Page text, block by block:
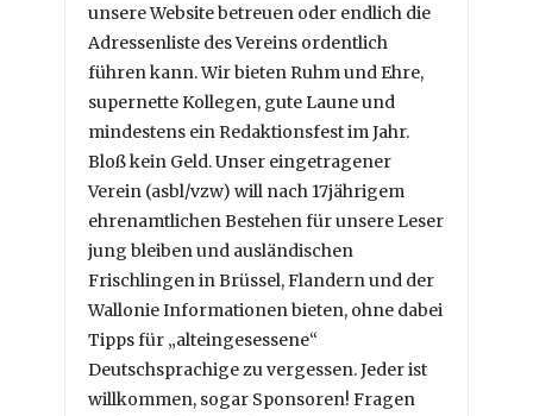
unsere Website betreuen oder endlich die
Adressenliste des Vereins ordentlich
führen kann. Wir bieten Ruhm und Ehre,
supernette Kollegen, gute Laune und
mindestens ein Redaktionsfest im Jahr.
Bloß kein Geld. Unser eingetragener
Verein (asbl/vzw) will nach 17jährigem
ehrenamtlichen Bestehen für unsere Leser
jung bleiben und ausländischen
Frischlingen in Brüssel, Flandern und der
Wallonie Informationen bieten, ohne dabei
Tipps für „alteingesessene“
Deutschsprachige zu vergessen. Jeder ist
willkommen, sogar Sponsoren! Fragen